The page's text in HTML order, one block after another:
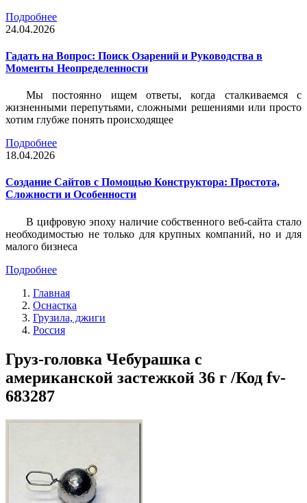
Подробнее
24.04.2026
Гадать на Вопрос: Поиск Озарений и Руководства в
Моменты Неопределенности
Мы постоянно ищем ответы, когда сталкиваемся с
жизненными перепутьями, сложными решениями или просто
хотим глубже понять происходящее
Подробнее
18.04.2026
Создание Сайтов с Помощью Конструктора: Простота,
Сложности и Особенности
В цифровую эпоху наличие собственного веб-сайта стало
необходимостью не только для крупных компаний, но и для
малого бизнеса
Подробнее
Главная
Оснастка
Грузила, джиги
Россия
Груз-головка Чебурашка с
американской застежкой 36 г /Код fv-
683287